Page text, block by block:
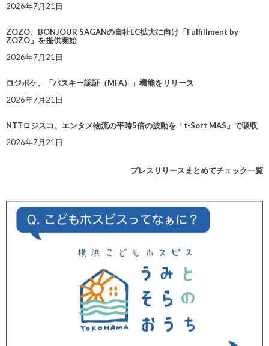
2026年7月21日
ZOZO、BONJOUR SAGANの自社EC拡大に向け「Fulfillment by
ZOZO」を提供開始
2026年7月21日
ロジポケ、「パスキー認証（MFA）」機能をリリース
2026年7月21日
NTTロジスコ、エンタメ物流の平時5倍の波動を「t-Sort MAS」で吸収
2026年7月21日
プレスリリースまとめてチェック一覧